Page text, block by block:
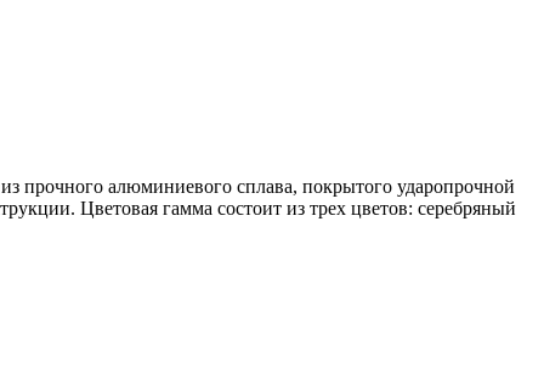
прочного алюминиевого сплава, покрытого ударопрочной
Цветовая гамма состоит из трех цветов: серебряный